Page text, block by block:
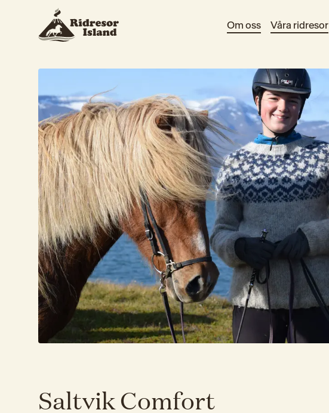
Om oss Våra ridresor
Saltvik Comfort